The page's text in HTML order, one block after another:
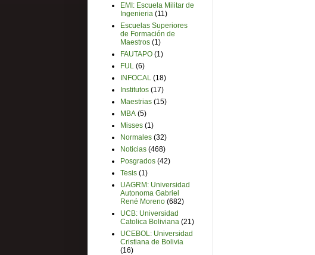
EMI: Escuela Militar de
Ingenieria (11)
Escuelas Superiores
de Formación de
Maestros (1)
FAUTAPO (1)
FUL (6)
INFOCAL (18)
Institutos (17)
Maestrias (15)
MBA (5)
Misses (1)
Normales (32)
Noticias (468)
Posgrados (42)
Tesis (1)
UAGRM: Universidad
Autonoma Gabriel
René Moreno (682)
UCB: Universidad
Catolica Boliviana (21)
UCEBOL: Universidad
Cristiana de Bolivia
(16)